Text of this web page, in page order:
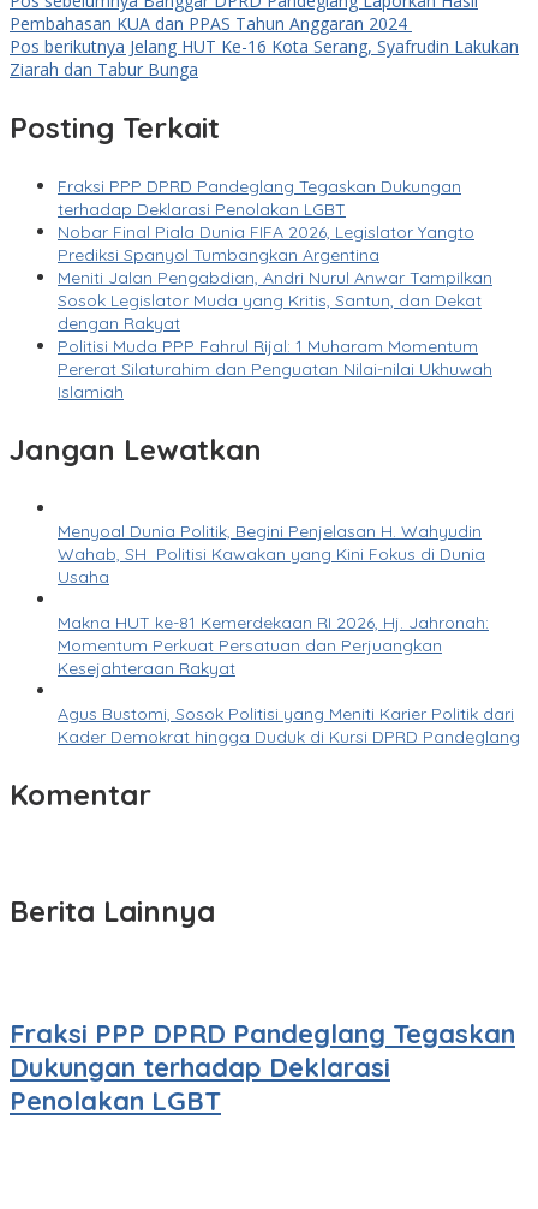
Pembahasan KUA dan PPAS Tahun Anggaran 2024
Pos berikutnya Jelang HUT Ke-16 Kota Serang, Syafrudin Lakukan
Ziarah dan Tabur Bunga
Posting Terkait
Fraksi PPP DPRD Pandeglang Tegaskan Dukungan
terhadap Deklarasi Penolakan LGBT
Nobar Final Piala Dunia FIFA 2026, Legislator Yangto
Prediksi Spanyol Tumbangkan Argentina
Meniti Jalan Pengabdian, Andri Nurul Anwar Tampilkan
Sosok Legislator Muda yang Kritis, Santun, dan Dekat
dengan Rakyat
Politisi Muda PPP Fahrul Rijal: 1 Muharam Momentum
Pererat Silaturahim dan Penguatan Nilai-nilai Ukhuwah
Islamiah
Jangan Lewatkan
Menyoal Dunia Politik, Begini Penjelasan H. Wahyudin
Wahab, SH Politisi Kawakan yang Kini Fokus di Dunia
Usaha
Makna HUT ke-81 Kemerdekaan RI 2026, Hj. Jahronah:
Momentum Perkuat Persatuan dan Perjuangkan
Kesejahteraan Rakyat
Agus Bustomi, Sosok Politisi yang Meniti Karier Politik dari
Kader Demokrat hingga Duduk di Kursi DPRD Pandeglang
Komentar
Berita Lainnya
Fraksi PPP DPRD Pandeglang Tegaskan
Dukungan terhadap Deklarasi
Penolakan LGBT